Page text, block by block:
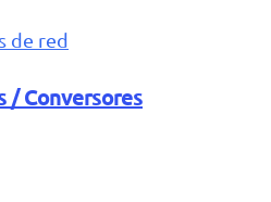
de red
/ Conversores